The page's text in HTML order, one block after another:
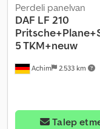
Achim 2.533 km
Perdeli panelvan
DAF LF 210
5 TKM+neuw
Talep